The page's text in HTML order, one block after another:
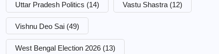
Uttar Pradesh Politics (14) Vastu Shastra (12)
Vishnu Deo Sai (49)
West Bengal Election 2026 (13)